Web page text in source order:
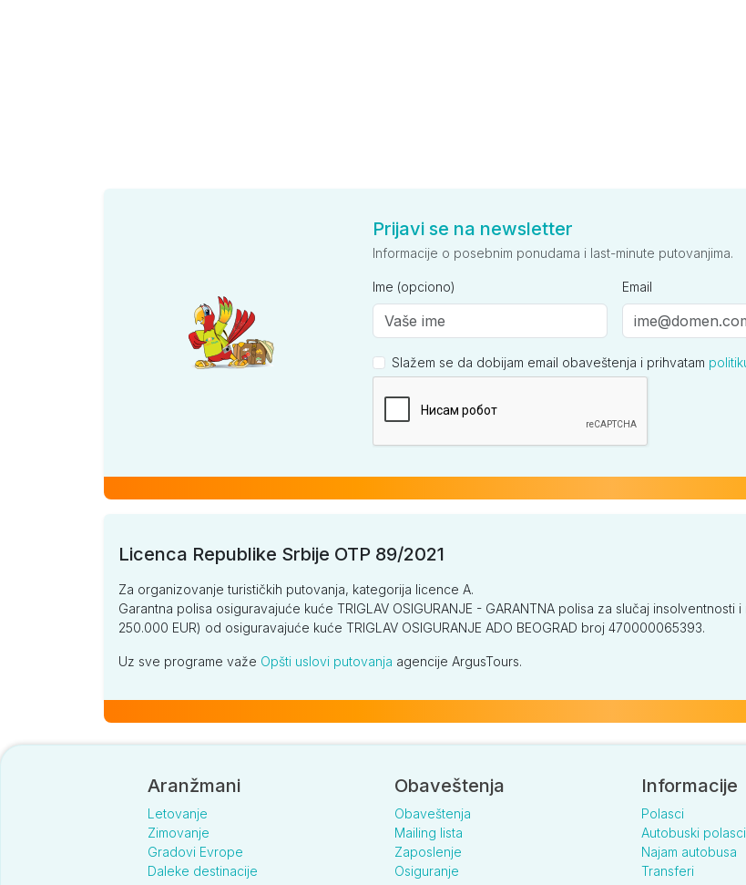
Prijavi se na newsletter
Informacije o posebnim ponudama i last-minute putovanjima.
Ime (opciono) Email
Slažem se da dobijam email obaveštenja i prihvatam
Licenca Republike Srbije OTP 89/2021
Za organizovanje turističkih putovanja, kategorija licence A.
Garantna polisa osiguravajuće kuće TRIGLAV OSIGURANJE - GARANTNA polisa za slučaj
250.000 EUR) od osiguravajuće kuće TRIGLAV OSIGURANJE ADO BEOGRAD broj 470000065393.
Uz sve programe važe Opšti uslovi putovanja agencije ArgusTours.
Aranžmani
Letovanje
Zimovanje
Gradovi Evrope
Daleke destinacije
Obaveštenja
Obaveštenja
Mailing lista
Zaposlenje
Osiguranje
Informacije
Polasci
Autobuski polasci
Najam autobusa
Transferi